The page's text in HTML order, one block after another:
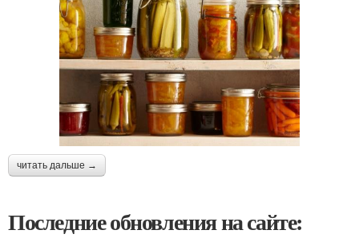
читать дальше →
Последние обновления на сайте: